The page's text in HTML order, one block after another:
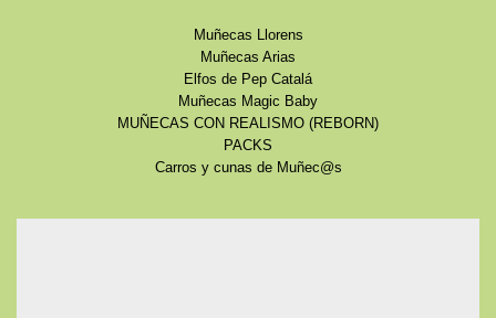
Muñecas Llorens
Muñecas Arias
Elfos de Pep Catalá
Muñecas Magic Baby
MUÑECAS CON REALISMO (REBORN)
PACKS
Carros y cunas de Muñec@s